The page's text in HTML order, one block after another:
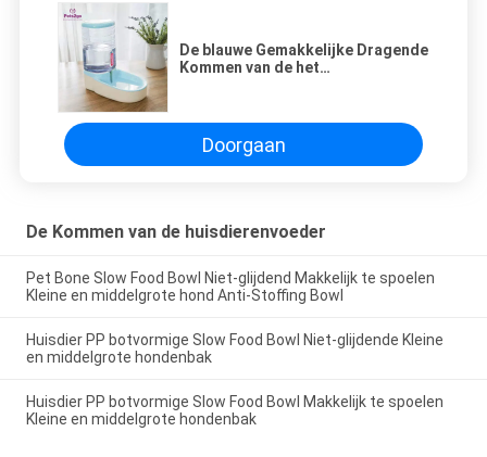
De blauwe Gemakkelijke Dragende
Kommen van de het
Doorgaan
De Kommen van de huisdierenvoeder
Pet Bone Slow Food Bowl Niet-glijdend Makkelijk te spoelen
Kleine en middelgrote hond Anti-Stoffing Bowl
Huisdier PP botvormige Slow Food Bowl Niet-glijdende Kleine
en middelgrote hondenbak
Huisdier PP botvormige Slow Food Bowl Makkelijk te spoelen
Kleine en middelgrote hondenbak